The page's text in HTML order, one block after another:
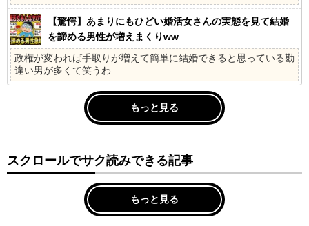
【驚愕】あまりにもひどい婚活女さんの実態を見て結婚
を諦める男性が増えまくりww
政権が変われば手取りが増えて簡単に結婚できると思っている勘
違い男が多くて笑うわ
もっと見る
スクロールでサク読みできる記事
もっと見る